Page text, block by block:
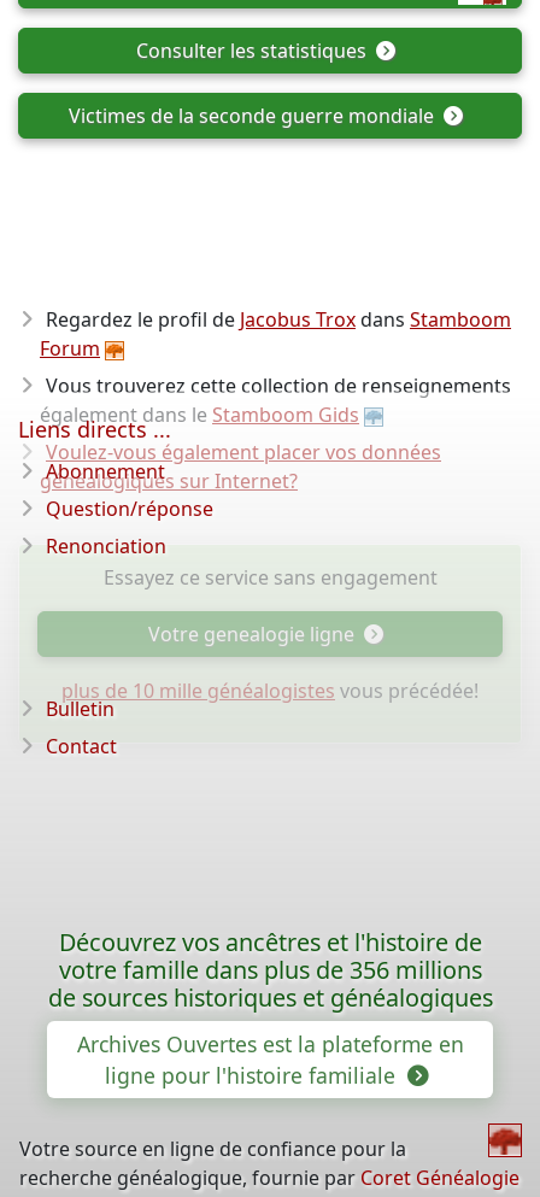
Consulter les statistiques
Victimes de la seconde guerre mondiale
Regardez le profil de Jacobus Troxdans Stamboom
Forum
Vous trouverez cette collection de renseignements
également dans le Stamboom Gids
Voulez-vous également placer vos données
généalogiques sur Internet?
Essayez ce service sans engagement
Votre genealogie ligne
plus de 10 mille généalogistes vous précédée!
Liens directs ...
Abonnement
Question/réponse
Renonciation
Bulletin
Contact
Découvrez vos ancêtres et l'histoire de
votre famille dans plus de 356 millions
de sources historiques et généalogiques
Archives Ouvertes est la plateforme en
ligne pour l'histoire familiale
Votre source en ligne de confiance pour la
recherche généalogique, fournie par Coret Généalogie